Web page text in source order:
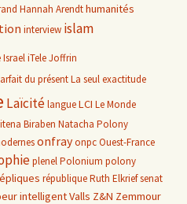
Hannah Arendthumanités
interview islam
IsraeliTeleJoffrin
du présentLa seul exactitude
LaïcitélangueLCI Le Monde
Biraben Natacha Polony
onfrayonpcOuest-France
plenelPolonium polony
républiqueRuth Elkriefsenat
intelligentValls Z&N Zemmour